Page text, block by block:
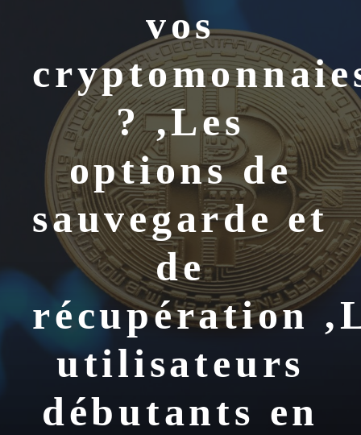
vos
? ,Les
options de
sauvegarde et
de
récupération
utilisateurs
débutants en